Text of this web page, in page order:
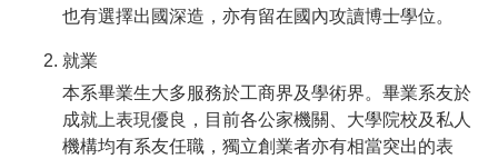
也有選擇出國深造，亦有留在國內攻讀博士學位。
就業
本系畢業生大多服務於工商界及學術界。畢業系友於
成就上表現優良，目前各公家機關、大學院校及私人
機構均有系友任職，獨立創業者亦有相當突出的表